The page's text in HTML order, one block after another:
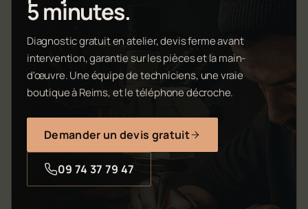
5 minutes.
Diagnostic gratuit en atelier, devis ferme avant
intervention, garantie sur les pièces et la main-
d'œuvre. Une équipe de techniciens, une vraie
boutique à Reims, et le téléphone décroche.
Demander un devis gratuit
09 74 37 79 47